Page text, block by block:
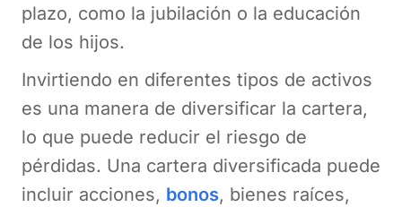
plazo, como la jubilación o la educación
de los hijos.
Invirtiendo en diferentes tipos de activos
es una manera de diversificar la cartera,
lo que puede reducir el riesgo de
pérdidas. Una cartera diversificada puede
incluir acciones, bonos, bienes raíces,